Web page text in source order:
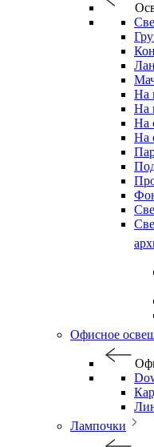
На
На
На
На
Офисное
Лампочки